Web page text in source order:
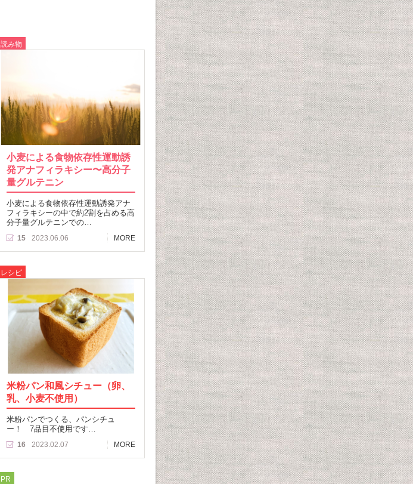
読み物
小麦による食物依存性運動誘
発アナフィラキシー〜高分子
量グルテニン
小麦による食物依存性運動誘発アナ
フィラキシーの中で約2割を占める高
分子量グルテニンでの…
15 2023.06.06
MORE
レシピ
米粉パン和風シチュー（卵、
乳、小麦不使用）
米粉パンでつくる、パンシチュ
ー！ 7品目不使用です…
16 2023.02.07
MORE
PR